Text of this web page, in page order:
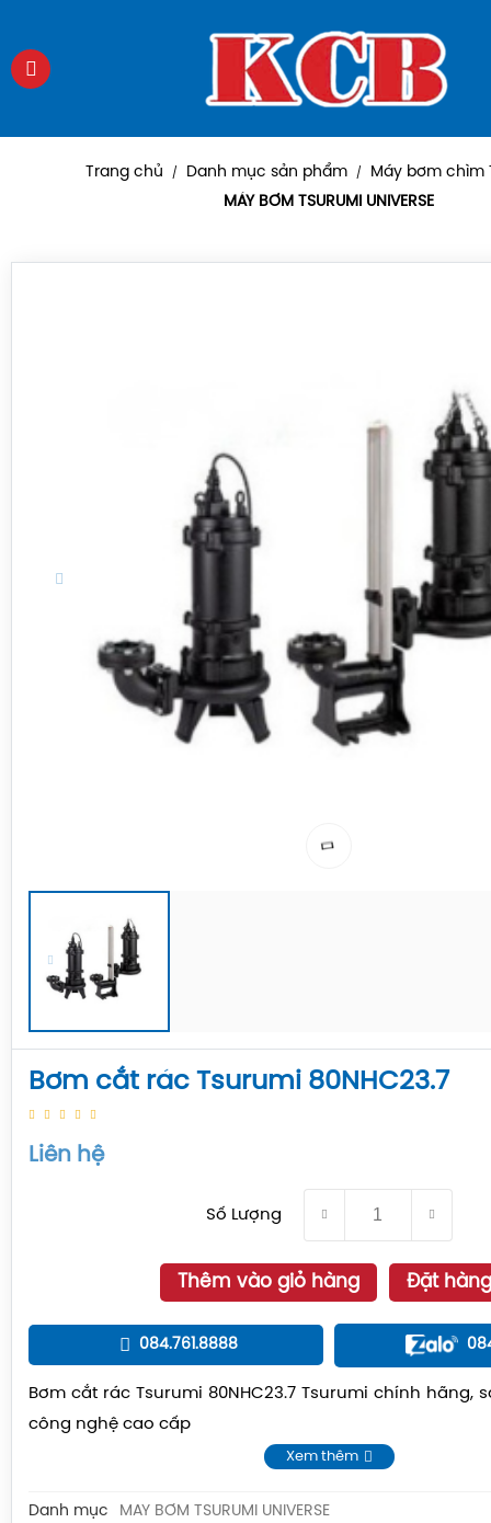
Trang chủ / Danh mục sản phẩm /
Máy bơm chìm
MÁY BƠM TSURUMI UNIVERSE
Bơm cắt rác Tsurumi 80NHC23.7
Liên hệ
Số Lượng
Thêm vào giỏ hàng Đặt hàng
084.761.8888
Bơm cắt rác Tsurumi 80NHC23.7 Tsurumi chính hãng,
công nghệ cao cấp
Xem thêm
Danh mục
MÁY BƠM TSURUMI UNIVERSE